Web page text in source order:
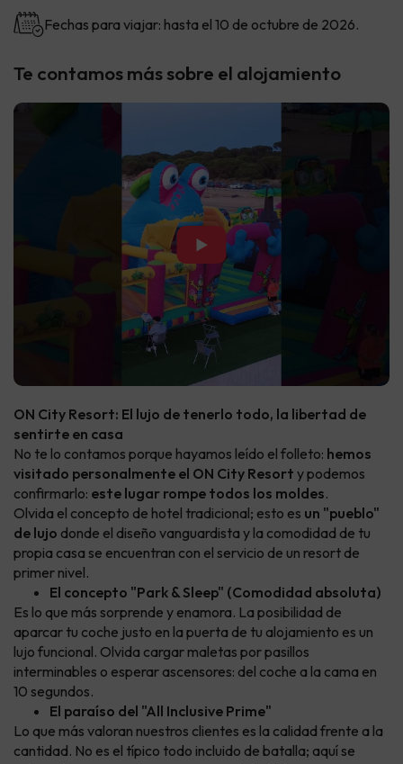
Fechas para viajar: hasta el 10 de octubre de 2026.
Te contamos más sobre el alojamiento
▶
ON City Resort: El lujo de tenerlo todo, la libertad de
sentirte en casa
No te lo contamos porque hayamos leído el folleto: hemos
visitado personalmente el ON City Resort y podemos
confirmarlo: este lugar rompe todos los moldes.
Olvida el concepto de hotel tradicional; esto es un "pueblo"
de lujo donde el diseño vanguardista y la comodidad de tu
propia casa se encuentran con el servicio de un resort de
primer nivel.
El concepto "Park & Sleep" (Comodidad absoluta)
Es lo que más sorprende y enamora. La posibilidad de
aparcar tu coche justo en la puerta de tu alojamiento es un
lujo funcional. Olvida cargar maletas por pasillos
interminables o esperar ascensores: del coche a la cama en
10 segundos.
El paraíso del "All Inclusive Prime"
Lo que más valoran nuestros clientes es la calidad frente a la
cantidad. No es el típico todo incluido de batalla; aquí se